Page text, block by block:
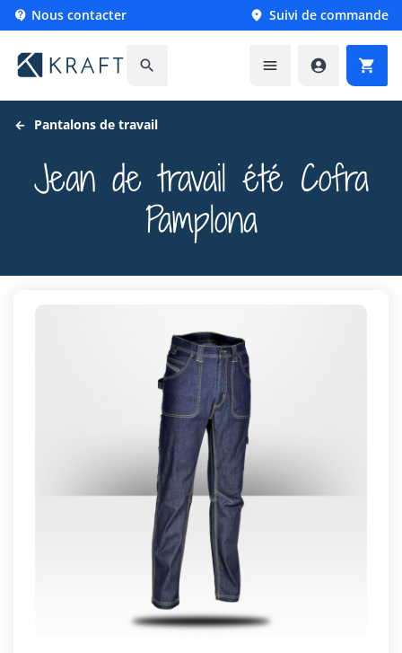
 Nous contacter  Suivi de commande
   
Pantalons de travail
Jean de travail été Cofra
Pamplona